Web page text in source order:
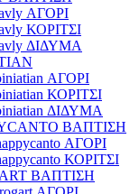
ΑΓΟΡΙ
ΚΟΡΙΤΣΙ
ΔΙΔΥΜΑ
ΑΓΟΡΙ
ΚΟΡΙΤΣΙ
ΔΙΔΥΜΑ
ΒΑΠΤΙΣΗ
ΑΓΟΡΙ
ΚΟΡΙΤΣΙ
ΒΑΠΤΙΣΗ